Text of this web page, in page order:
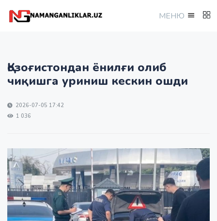
МEНЮ
Қозоғистондан ёнилғи олиб
чиқишга уриниш кескин ошди
2026-07-05 17:42
1 036